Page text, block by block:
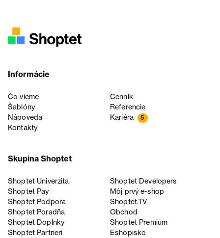
Informácie
Čo vieme
Cenník
Šablóny
Referencie
Nápoveda
Kariéra 5
Kontakty
Skupina Shoptet
Shoptet Univerzita
Shoptet Developers
Shoptet Pay
Môj prvý e-shop
Shoptet Podpora
Shoptet.TV
Shoptet Poradňa
Obchod
Shoptet Doplnky
Shoptet Premium
Shoptet Partneri
Eshopisko